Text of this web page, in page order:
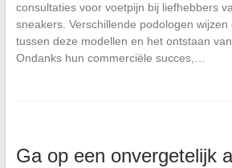
consultaties voor voetpijn bij liefhebbers
sneakers. Verschillende podologen
tussen deze modellen en het ontstaan
Ondanks hun commerciële succes,…
Ga op een onvergetelijk